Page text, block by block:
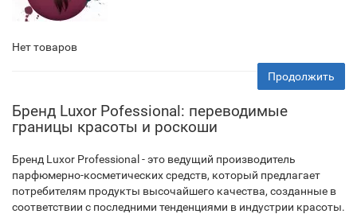
Нет товаров
Продолжить
Бренд Luxor Pofessional: переводимые
границы красоты и роскоши
Бренд Luxor Professional - это ведущий производитель
парфюмерно-косметических средств, который предлагает
потребителям продукты высочайшего качества, созданные в
соответствии с последними тенденциями в индустрии красоты.